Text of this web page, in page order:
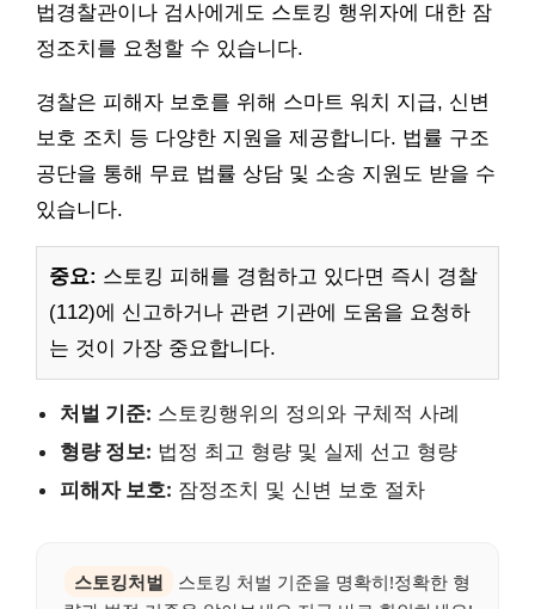
법경찰관이나 검사에게도 스토킹 행위자에 대한 잠
정조치를 요청할 수 있습니다.
경찰은 피해자 보호를 위해 스마트 워치 지급, 신변
보호 조치 등 다양한 지원을 제공합니다. 법률 구조
공단을 통해 무료 법률 상담 및 소송 지원도 받을 수
있습니다.
중요: 스토킹 피해를 경험하고 있다면 즉시 경찰
(112)에 신고하거나 관련 기관에 도움을 요청하
는 것이 가장 중요합니다.
처벌 기준: 스토킹행위의 정의와 구체적 사례
형량 정보: 법정 최고 형량 및 실제 선고 형량
피해자 보호: 잠정조치 및 신변 보호 절차
스토킹처벌
스토킹 처벌 기준을 명확히!정확한 형